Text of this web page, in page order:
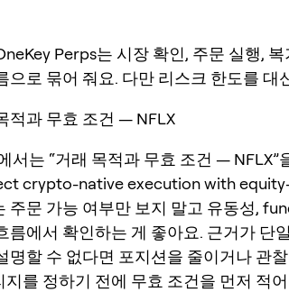
Perps는 시장 확인, 주문 실행,
으로 묶어 줘요. 다만 리스크 한도를 대
적과 무효 조건 — NFLX
서는 “거래 목적과 무효 조건 —
crypto-native execution with
주문 가능 여부만 보지 말고 유동성,
름에서 확인하는 게 좋아요. 근거가 단
명할 수 없다면 포지션을 줄이거나 관
지를 정하기 전에 무효 조건을 먼저 적